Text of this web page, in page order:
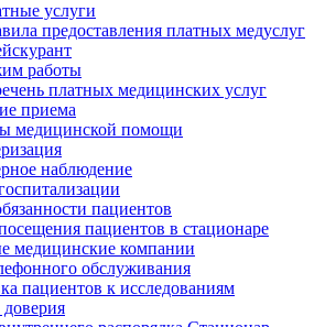
услуги
предоставления платных медуслуг
работы
платных медицинских услуг
приема
медицинской помощи
наблюдение
пациентов
пациентов в стационаре
медицинские компании
обслуживания
пациентов к исследованиям